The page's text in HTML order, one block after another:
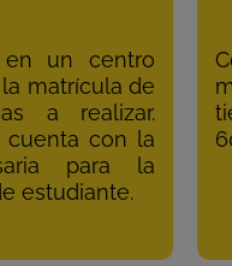
en un centro
matrícula de
a realizar.
cuenta con la
para la
estudiante.